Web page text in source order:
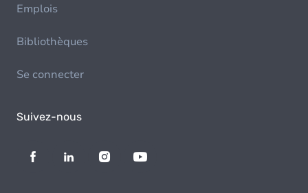
Emplois
Bibliothèques
Se connecter
Suivez-nous